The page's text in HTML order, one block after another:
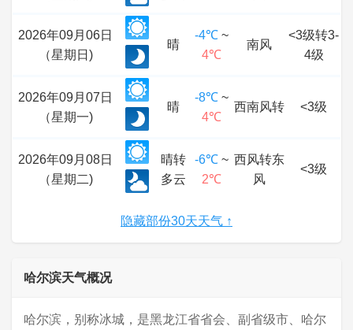
2026年09月06日
（星期日)
晴
-4℃ ~
4℃
南风
<3级转3-
4级
2026年09月07日
（星期一)
晴
-8℃ ~
4℃
西南风转 <3级
2026年09月08日
（星期二)
晴转
多云
-6℃ ~
2℃
西风转东
风
<3级
隐藏部份30天天气 ↑
哈尔滨天气概况
哈尔滨，别称冰城，是黑龙江省省会、副省级市、哈尔